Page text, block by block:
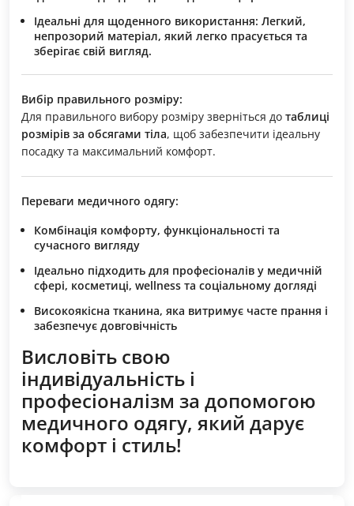
Ідеальні для щоденного використання: Легкий,
непрозорий матеріал, який легко прасується та
зберігає свій вигляд.
Вибір правильного розміру:
Для правильного вибору розміру зверніться до таблиці
розмірів за обсягами тіла, щоб забезпечити ідеальну
посадку та максимальний комфорт.
Переваги медичного одягу:
Комбінація комфорту, функціональності та
сучасного вигляду
Ідеально підходить для професіоналів у медичній
сфері, косметиці, wellness та соціальному догляді
Високоякісна тканина, яка витримує часте прання і
забезпечує довговічність
Висловіть свою
індивідуальність і
професіоналізм за допомогою
медичного одягу, який дарує
комфорт і стиль!